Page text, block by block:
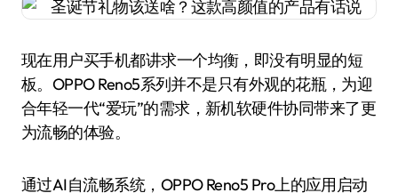
现在用户买手机都讲求一个均衡，即没有明显的短
板。OPPO Reno5系列并不是只有外观的花瓶，为迎
合年轻一代“爱玩”的需求，新机软硬件协同带来了更
为流畅的体验。
通过AI自流畅系统，OPPO Reno5 Pro上的应用启动